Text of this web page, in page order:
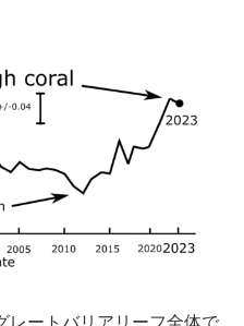
レートバリアリーフ全体で